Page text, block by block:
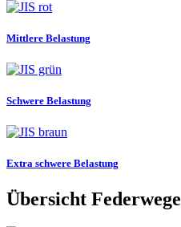
Mittlere Belastung
Schwere Belastung
Extra schwere Belastung
Übersicht Federwege